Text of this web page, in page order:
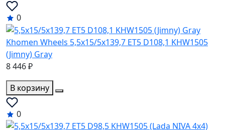
0
Khomen Wheels 5,5x15/5x139,7 ET5 D108,1 KHW1505
(Jimny) Gray
8 446 ₽
В корзину
0